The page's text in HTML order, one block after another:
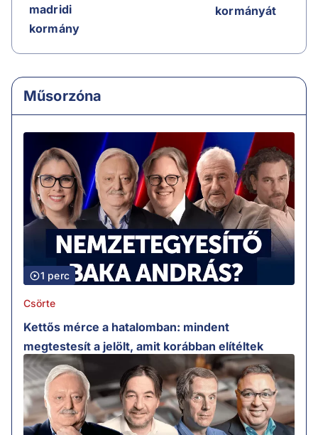
madridi
kormány
kormányát
Műsorzóna
1 perc
Csörte
Kettős mérce a hatalomban: mindent
megtestesít a jelölt, amit korábban elítéltek